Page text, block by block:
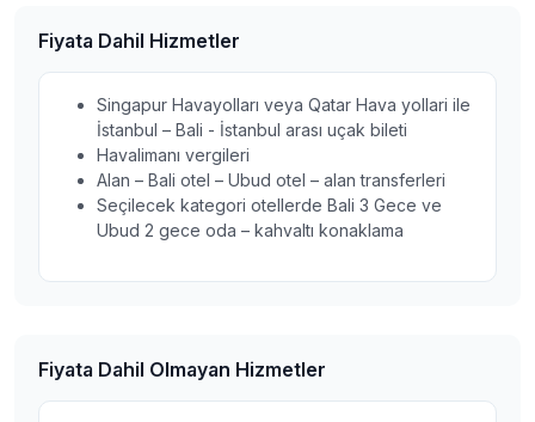
Fiyata Dahil Hizmetler
Singapur Havayolları veya Qatar Hava yollari ile
İstanbul – Bali - İstanbul arası uçak bileti
Havalimanı vergileri
Alan – Bali otel – Ubud otel – alan transferleri
Seçilecek kategori otellerde Bali 3 Gece ve
Ubud 2 gece oda – kahvaltı konaklama
Fiyata Dahil Olmayan Hizmetler